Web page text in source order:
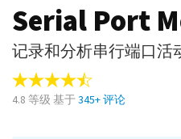
Serial Port
记录和分析串行端口活
4.8 等级 基于345+ 评论